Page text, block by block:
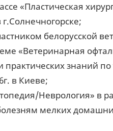
«Пластическая
белорусской
«Ветеринарная
знаний
в Киеве;
Неврология» в
мелких